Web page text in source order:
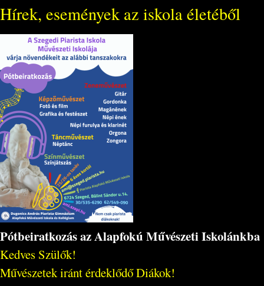
Hírek, események az iskola életéből
Pótbeiratkozás az Alapfokú Művészeti Iskolánkba
Kedves Szülők!
Művészetek iránt érdeklődő Diákok!